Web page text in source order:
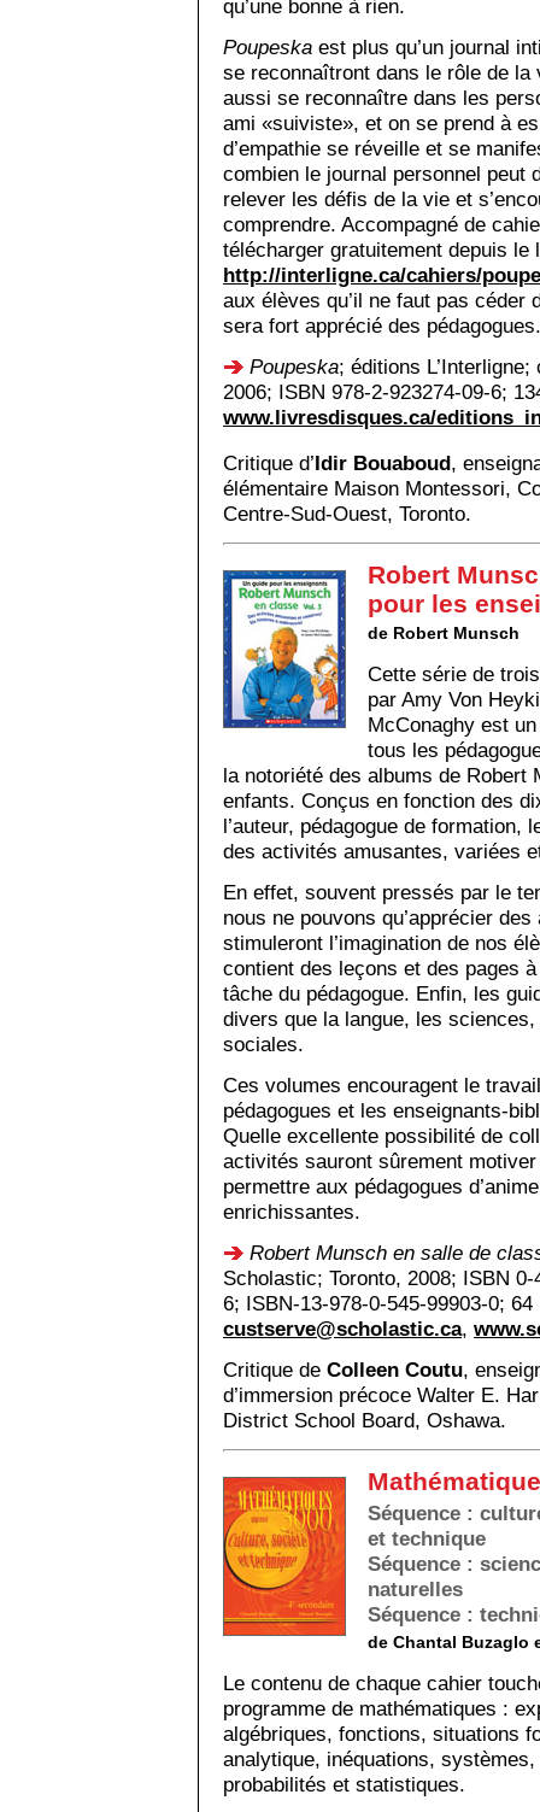
qu’une bonne à rien.
Poupeska est plus qu’un journal
se reconnaîtront dans le rôle de
aussi se reconnaître dans les
ami «suiviste», et on se prend à
d’empathie se réveille et se
combien le journal personnel peut
relever les défis de la vie et
comprendre. Accompagné de
télécharger gratuitement depuis le
http://interligne.ca/cahiers/
aux élèves qu’il ne faut pas céder
sera fort apprécié des pédagogues.
Poupeska; éditions
2006; ISBN 978-2-923274-09-6;
www.livres­disques.ca/
Critique d’Idir Bouaboud,
élémentaire Maison Montessori,
Centre-Sud-Ouest, Toronto.
Robert
pour les
de Robert Munsch
Cette série de
par Amy Von
McConaghy est
tous les
la notoriété des albums de Robert
enfants. Conçus en fonction des
l’auteur, pédagogue de formation,
des activités amusantes, variées
En effet, souvent pressés par le
nous ne pouvons qu’apprécier
stimuleront l’imagination de nos
contient des leçons et des pages
tâche du péda­gogue. Enfin, les
divers que la langue, les
sociales.
Ces volumes encouragent le
pédagogues et les enseignants-
Quelle excellente possibilité de
activités sauront sûrement
permettre aux pédagogues
enrichissantes.
Robert Munsch en salle de
Scholastic; Toronto, 2008; ISBN
6; ISBN-13-978-0-545-99903-0;
custserve@scholastic.ca,
Critique de Colleen Coutu,
d’immersion précoce Walter E.
District School Board, Oshawa.
Séquence :
et technique
Séquence :
naturelles
Séquence :
de Chantal Buzaglo
Le contenu de chaque cahier
programme de mathématiques :
algébriques, fonctions, situations
analytique, inéquations,
probabilités et statistiques.